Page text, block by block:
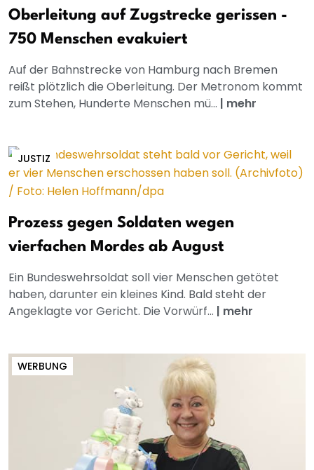
Oberleitung auf Zugstrecke gerissen -
750 Menschen evakuiert
Auf der Bahnstrecke von Hamburg nach Bremen
reißt plötzlich die Oberleitung. Der Metronom kommt
zum Stehen, Hunderte Menschen mü... | mehr
JUSTIZ
Prozess gegen Soldaten wegen
vierfachen Mordes ab August
Ein Bundeswehrsoldat soll vier Menschen getötet
haben, darunter ein kleines Kind. Bald steht der
Angeklagte vor Gericht. Die Vorwürf... | mehr
WERBUNG